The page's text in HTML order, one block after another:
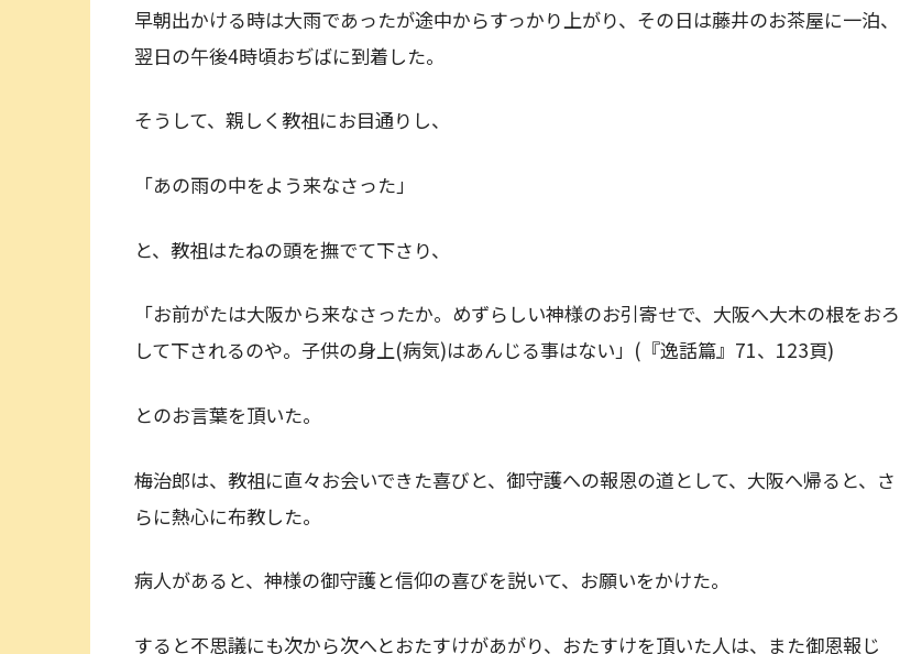
早朝出かける時は大雨であったが途中からすっかり上がり、その日は藤井のお茶屋に一泊、
翌日の午後4時頃おぢばに到着した。
そうして、親しく教祖にお目通りし、
「あの雨の中をよう来なさった」
と、教祖はたねの頭を撫でて下さり、
「お前がたは大阪から来なさったか。めずらしい神様のお引寄せで、大阪へ大木の根をおろ
して下されるのや。子供の身上(病気)はあんじる事はない」(『逸話篇』71、123頁)
とのお言葉を頂いた。
梅治郎は、教祖に直々お会いできた喜びと、御守護への報恩の道として、大阪へ帰ると、さ
らに熱心に布教した。
病人があると、神様の御守護と信仰の喜びを説いて、お願いをかけた。
すると不思議にも次から次へとおたすけがあがり、おたすけを頂いた人は、また御恩報じ